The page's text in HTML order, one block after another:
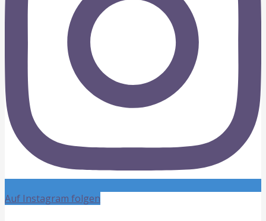
Auf Instagram folgen